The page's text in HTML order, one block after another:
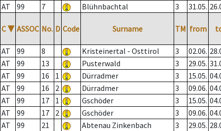
AT
99 7 Blühnbachtal 3 31.05.
C ▼ ASSOC No. D Code Surname TM from
AT 99 8 Kristeinertal - Osttirol 3 02.06.
AT
99 13 Pusterwald 3 29.05.
AT
99 16 1 Dürradmer 3 15.05.
AT
99 16 2 Dürradmer 3 09.06.
AT
99 17 1 Gschöder 3 15.05.
AT
99 17 2 Gschöder 3 09.06.
AT
99 21 Abtenau Zinkenbach 3 29.05.